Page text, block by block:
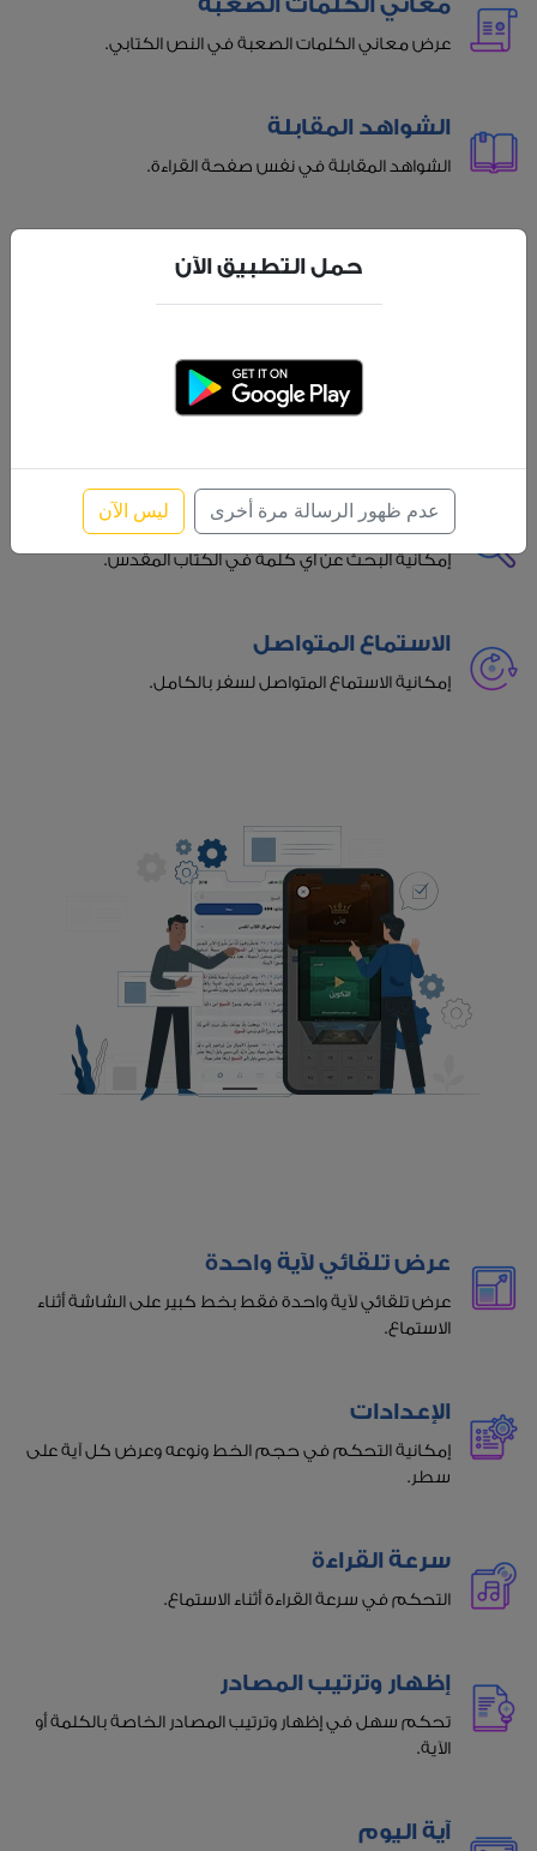
عرض معاني الكلمات الصعبة في النص الكتابي.
الشواهد المقابلة
الشواهد المقابلة في نفس صفحة القراءة.
الاستماع بجودة عالية
الاستماع بجودة عالية مع إمكانية تظليل تلقائي للآية
بحث متقدم
إمكانية البحث عن أي كلمة في الكتاب المقدس.
الاستماع المتواصل
إمكانية الاستماع المتواصل لسفر بالكامل.
عرض تلقائي لآية واحدة
عرض تلقائي لآية واحدة فقط بخط كبير على الشاشة أثناء
الاستماع.
الإعدادات
إمكانية التحكم في حجم الخط ونوعه وعرض كل آية على
سطر.
سرعة القراءة
التحكم في سرعة القراءة أثناء الاستماع.
إظهار وترتيب المصادر
تحكم سهل في إظهار وترتيب المصادر الخاصة بالكلمة أو
الآية.
آية اليوم
حمل التطبيق الآن
عدم ظهور الرسالة مرة أخرى ليس الآن